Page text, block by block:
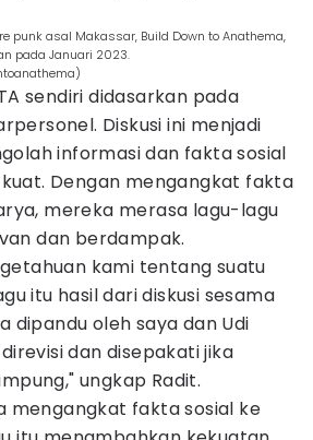
punk asal Makassar, Build Down to Anathema,
pada Januari 2023.
sendiri didasarkan pada
Diskusi ini menjadi
informasi dan fakta sosial
Dengan mengangkat fakta
mereka merasa lagu-lagu
dan berdampak.
kami tentang suatu
itu hasil dari diskusi sesama
dipandu oleh saya dan Udi
dan disepakati jika
ungkap Radit.
mengangkat fakta sosial ke